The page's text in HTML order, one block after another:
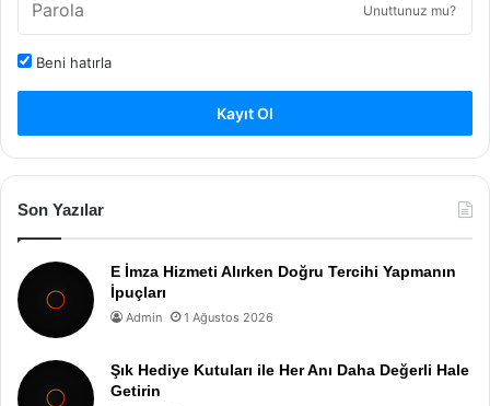
Unuttunuz mu?
Beni hatırla
Kayıt Ol
Son Yazılar
E İmza Hizmeti Alırken Doğru Tercihi Yapmanın
İpuçları
Admin 1 Ağustos 2026
Şık Hediye Kutuları ile Her Anı Daha Değerli Hale
Getirin